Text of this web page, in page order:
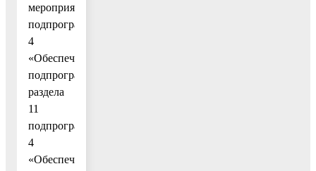
мероприятий
подпрограммы
4
«Обеспечивающая
подпрограмма»
раздела
11
подпрограммы
4
«Обеспечивающая